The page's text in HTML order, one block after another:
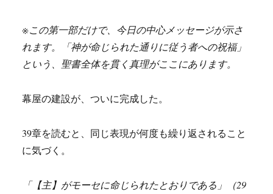
※この第一部だけで、今日の中心メッセージが示さ
れます。「神が命じられた通りに従う者への祝福」
という、聖書全体を貫く真理がここにあります。
幕屋の建設が、ついに完成した。
39章を読むと、同じ表現が何度も繰り返されること
に気づく。
「【主】がモーセに命じられたとおりである」（29